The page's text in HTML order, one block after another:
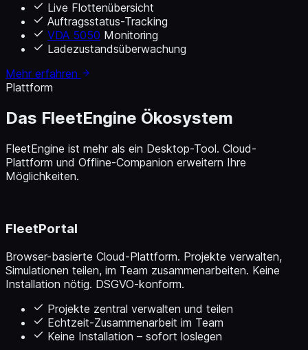
Live Flottenübersicht
Auftragsstatus-Tracking
VDA 5050 Monitoring
Ladezustandsüberwachung
Mehr erfahren
Plattform
Das FleetEngine Ökosystem
FleetEngine ist mehr als ein Desktop-Tool. Cloud-
Plattform und Offline-Companion erweitern Ihre
Möglichkeiten.
FleetPortal
Browser-basierte Cloud-Plattform. Projekte verwalten,
Simulationen teilen, im Team zusammenarbeiten. Keine
Installation nötig. DSGVO-konform.
Projekte zentral verwalten und teilen
Echtzeit-Zusammenarbeit im Team
Keine Installation – sofort loslegen